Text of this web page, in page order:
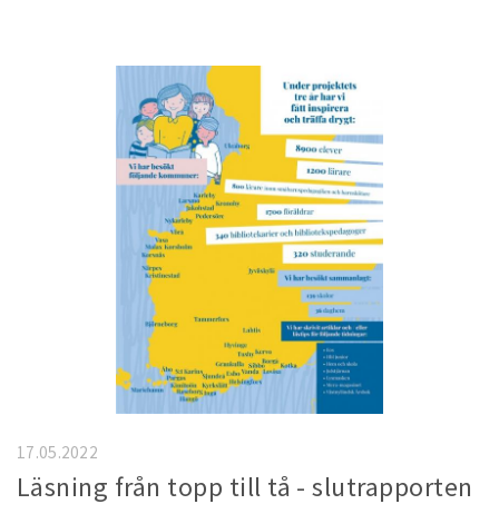
Läsning från topp till tå - slutrapporten
17.05.2022